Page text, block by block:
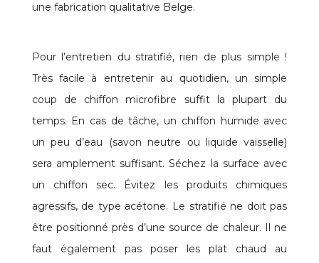
une fabrication qualitative Belge.
Pour l’entretien du stratifié, rien de plus simple !
Très facile à entretenir au quotidien, un simple
coup de chiffon microfibre suffit la plupart du
temps. En cas de tâche, un chiffon humide avec
un peu d’eau (savon neutre ou liquide vaisselle)
sera amplement suffisant. Séchez la surface avec
un chiffon sec. Évitez les produits chimiques
agressifs, de type acétone. Le stratifié ne doit pas
être positionné près d’une source de chaleur. Il ne
faut également pas poser les plat chaud au